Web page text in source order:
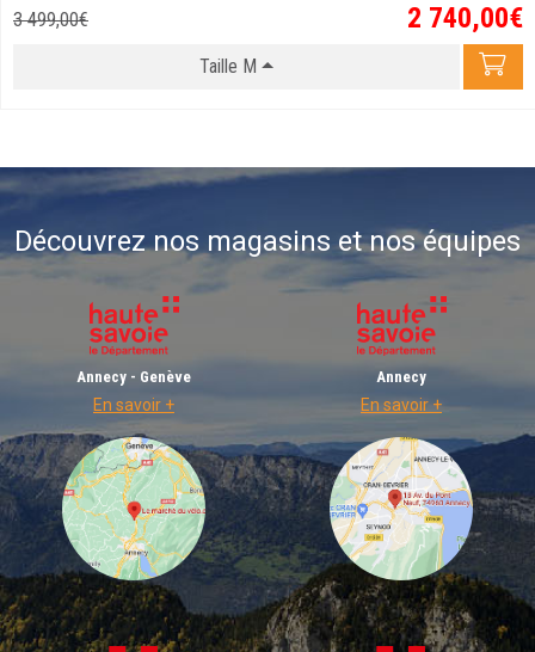
3 499,00€ 2 740,00€
Taille M
Découvrez nos magasins et nos équipes
Annecy - Genève
En savoir +
Annecy
En savoir +